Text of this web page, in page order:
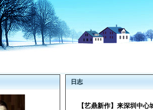
日志
【艺鼎新作】来深圳中